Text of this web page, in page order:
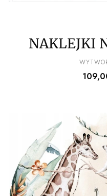
NAKLEJKI
zwierzęta z
Cena